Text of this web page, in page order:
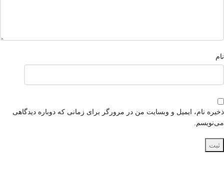
نام
ذخیره نام، ایمیل و وبسایت من در مرورگر برای زمانی که دوباره دیدگاهی
می‌نویسم.